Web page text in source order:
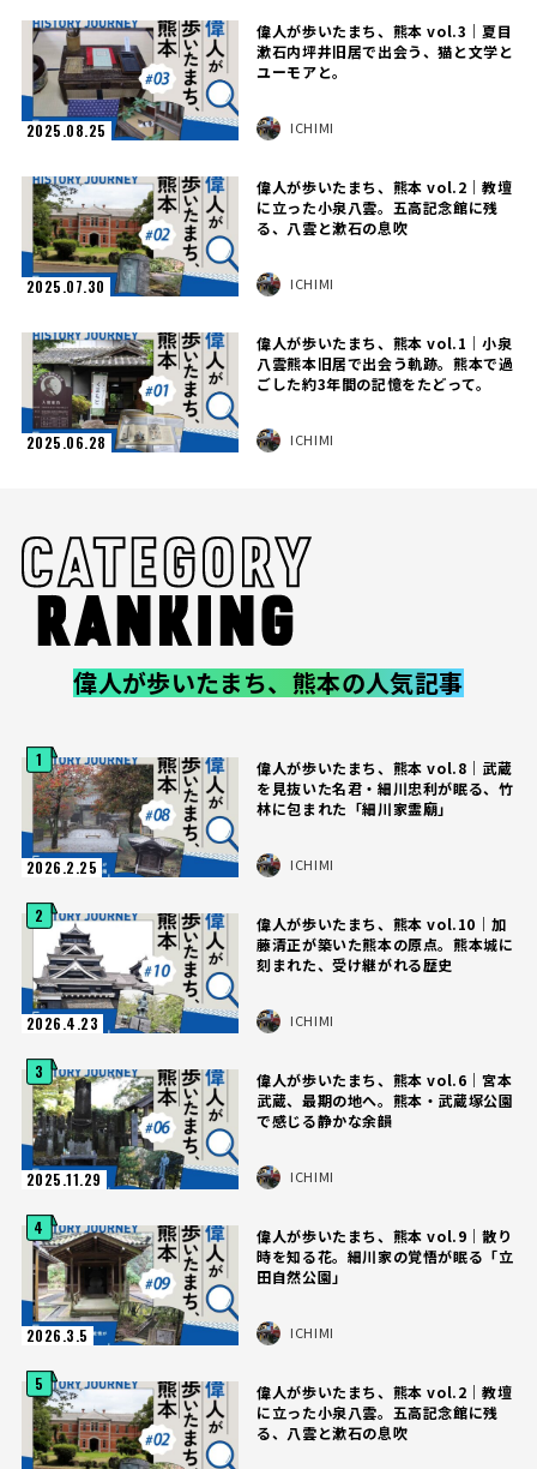
2025.08.25
偉人が歩いたまち、熊本 vol.3｜夏目
漱石内坪井旧居で出会う、猫と文学と
ユーモアと。
ICHIMI
2025.07.30
偉人が歩いたまち、熊本 vol.2｜教壇
に立った小泉八雲。五高記念館に残
る、八雲と漱石の息吹
ICHIMI
2025.06.28
偉人が歩いたまち、熊本 vol.1｜小泉
八雲熊本旧居で出会う軌跡。熊本で過
ごした約3年間の記憶をたどって。
ICHIMI
偉人が歩いたまち、熊本の人気記事
1
2026.2.25
偉人が歩いたまち、熊本 vol.8｜武蔵
を見抜いた名君・細川忠利が眠る、竹
林に包まれた「細川家霊廟」
ICHIMI
2
2026.4.23
偉人が歩いたまち、熊本 vol.10｜加
藤清正が築いた熊本の原点。熊本城に
刻まれた、受け継がれる歴史
ICHIMI
3
2025.11.29
偉人が歩いたまち、熊本 vol.6｜宮本
武蔵、最期の地へ。熊本・武蔵塚公園
で感じる静かな余韻
ICHIMI
4
2026.3.5
偉人が歩いたまち、熊本 vol.9｜散り
時を知る花。細川家の覚悟が眠る「立
田自然公園」
ICHIMI
5
偉人が歩いたまち、熊本 vol.2｜教壇
に立った小泉八雲。五高記念館に残
る、八雲と漱石の息吹